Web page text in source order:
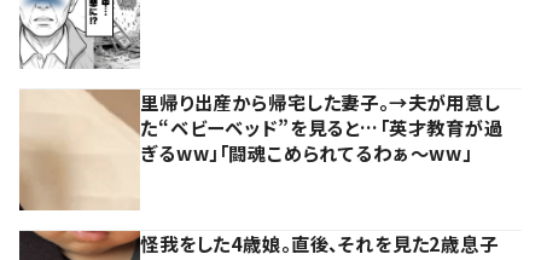
里帰り出産から帰宅した妻子。→夫が用意し
た“ベビーベッド”を見ると…「英才教育が過
ぎるww」「闘魂こめられてるわぁ～ww」
怪我をした4歳娘。直後、それを見た2歳息子